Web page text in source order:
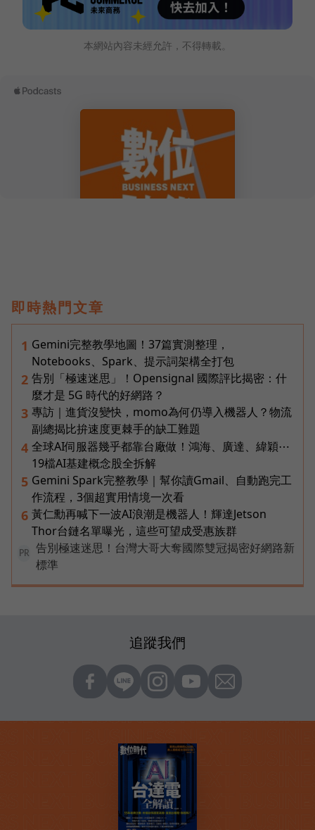
本網站內容未經允許，不得轉載。
即時熱門文章
1 Gemini完整教學地圖！37篇實測整理，
Notebooks、Spark、提示詞架構全打包
2 告別「極速迷思」！Opensignal 國際評比揭密：什
麼才是 5G 時代的好網路？
3 專訪｜進貨沒變快，momo為何仍導入機器人？物流
副總揭比拚速度更棘手的缺工難題
4 全球AI伺服器幾乎都靠台廠做！鴻海、廣達、緯穎⋯
19檔AI基建概念股全拆解
5 Gemini Spark完整教學｜幫你讀Gmail、自動跑完工
作流程，3個超實用情境一次看
6 黃仁勳再喊下一波AI浪潮是機器人！輝達Jetson
Thor台鏈名單曝光，這些可望成受惠族群
PR
告別極速迷思！台灣大哥大奪國際雙冠揭密好網路新
標準
追蹤我們